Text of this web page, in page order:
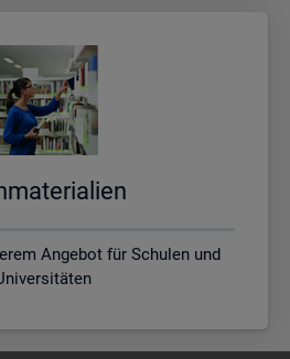
Angebot für Schulen und